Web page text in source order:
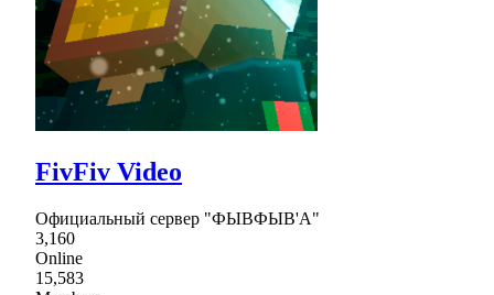
FivFiv Video
Официальный сервер "ФЫВФЫВ'А"
3,160
Online
15,583